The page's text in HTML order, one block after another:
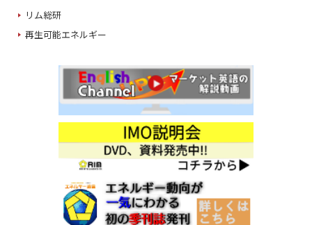
リム総研
再生可能エネルギー